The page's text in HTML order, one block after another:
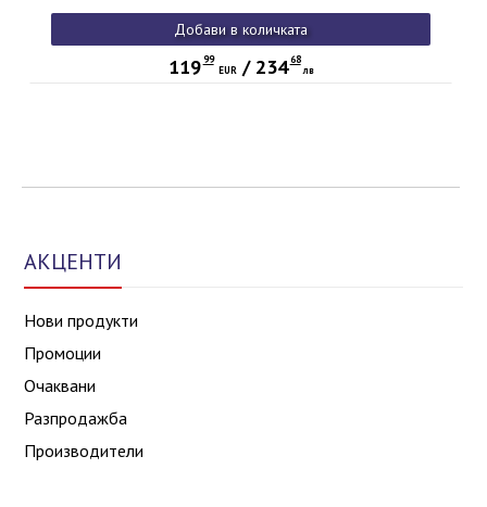
Добави в количката
119 99
EUR/ 234 68
лв
АКЦЕНТИ
Нови продукти
Промоции
Очаквани
Разпродажба
Производители